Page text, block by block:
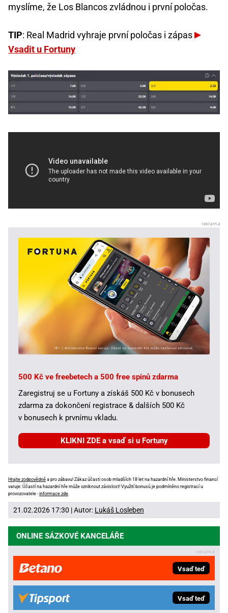
myslíme, že Los Blancos zvládnou i první poločas.
TIP: Real Madrid vyhraje první poločas i zápas
Vsadit u Fortuny
500 Kč ve freebetech a 500 free spinů zdarma
Zaregistruj se u Fortuny a získáš 500 Kč v bonusech
zdarma za dokončení registrace & dalších 500 Kč
v bonusech k prvnímu vkladu.
KLIKNI ZDE a vsaď si u Fortuny
Hrajte zodpovědně a pro zábavu! Zákaz účasti osob mladších 18 let na hazardní hře. Ministerstvo financí
varuje: Účastí na hazardní hře může vzniknout závislost! Využití bonusů je podmíněno registrací u
provozovatele -informace zde.
21.02.2026 17:30 | Autor: Lukáš Losleben
ONLINE SÁZKOVÉ KANCELÁŘE
Vsaď teď
Vsaď teď